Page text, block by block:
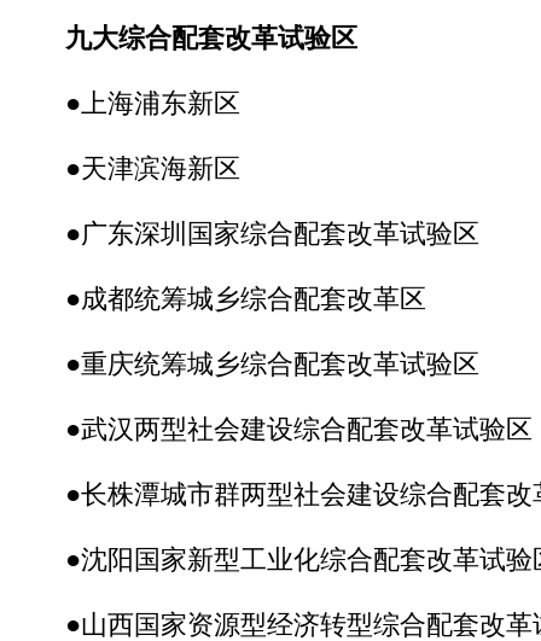
九大综合配套改革试验区
●上海浦东新区
●天津滨海新区
●广东深圳国家综合配套改革试验区
●成都统筹城乡综合配套改革区
●重庆统筹城乡综合配套改革试验区
●武汉两型社会建设综合配套改革试验区
●长株潭城市群两型社会建设综合配套改
●沈阳国家新型工业化综合配套改革试验
●山西国家资源型经济转型综合配套改革